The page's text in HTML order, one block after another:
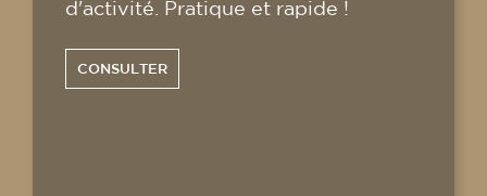
d'activité. Pratique et rapide !
CONSULTER